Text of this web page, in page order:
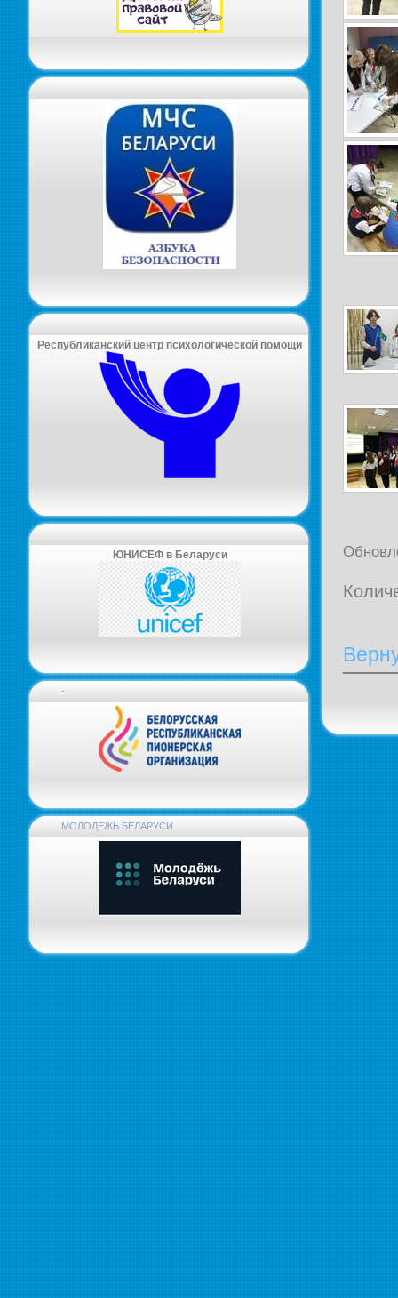
Республиканский центр психологической помощи
ЮНИСЕФ в Беларуси
-
МОЛОДЕЖЬ БЕЛАРУСИ